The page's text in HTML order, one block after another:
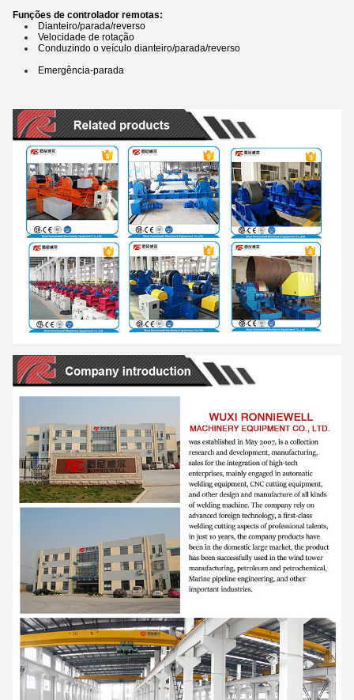
Funções de controlador remotas:
Dianteiro/parada/reverso
Velocidade de rotação
Conduzindo o veículo dianteiro/parada/reverso
Emergência-parada